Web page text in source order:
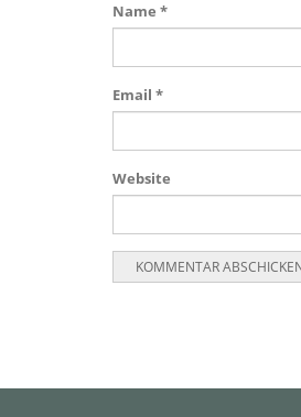
Name *
Email *
Website